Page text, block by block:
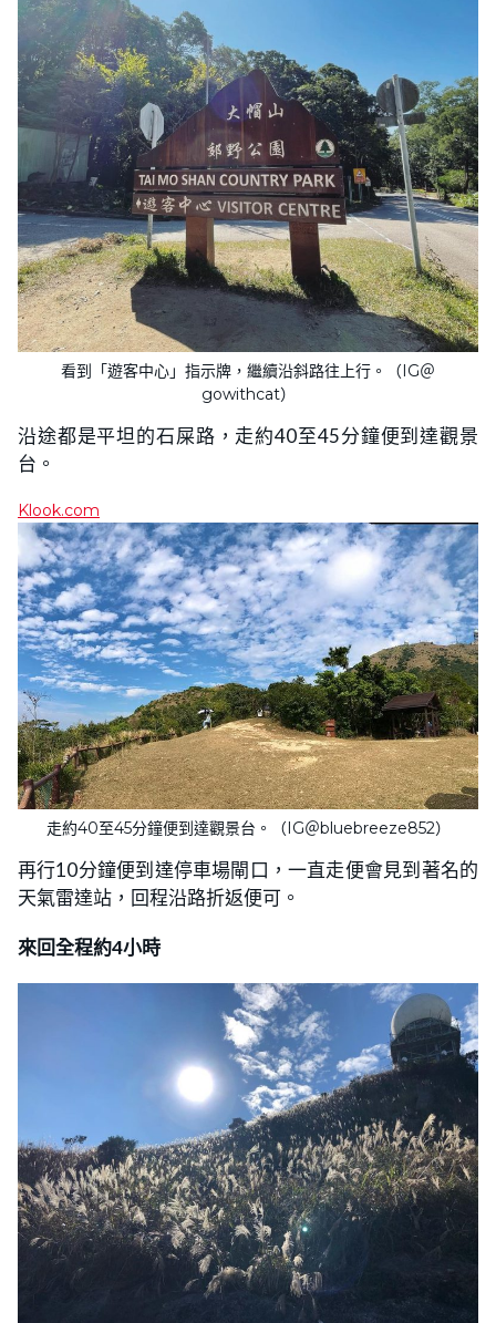
看到「遊客中心」指示牌，繼續沿斜路往上行。（IG＠
gowithcat）
沿途都是平坦的石屎路，走約40至45分鐘便到達觀景
台。
Klook.com
走約40至45分鐘便到達觀景台。（IG＠bluebreeze852）
再行10分鐘便到達停車場閘口，一直走便會見到著名的
天氣雷達站，回程沿路折返便可。
來回全程約4小時